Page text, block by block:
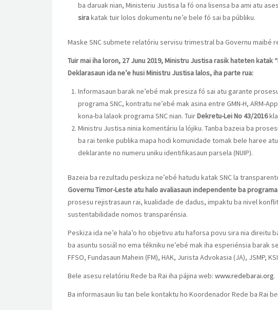
ba daruak nian, Ministeriu Justisa la fó ona lisensa ba ami atu
sirakatak tuir lolos dokumentu ne’e bele fó sai ba públiku.
Maske SNC submete relatóriu servisu trimestral ba Governu maibé
Tuir mai iha loron, 27 Junu 2019, Ministru Justisa rasik hateten
Deklarasaun ida ne’e husi Ministru Justisa lalos, iha parte rua:
Informasaun barak ne’ebé mak presiza fó sai atu garante
programa SNC, kontratu ne’ebé mak asina entre GMN-H, ARM-
kona-ba lalaok programa SNC nian. TuirDekretu-Lei No 43/2016
Ministru Justisa ninia komentáriu la lójiku. Tanba bazeia ba
ba rai tenke publika mapa hodi komunidade tomak bele haree
deklarante no numeru uniku identifikasaun parsela (NUIP).
Bazeia ba rezultadu peskiza ne’ebé hatudu katak SNC la
Governu Timor-Leste atu halo avaliasaun independente ba programa
prosesu rejistrasaun rai, kualidade de dadus, impaktu ba nivel
sustentabilidade nomos transparénsia.
Peskiza ida ne’e hala’o ho objetivu atu haforsa povu sira nia
ba asuntu sosiál no ema tékniku ne’ebé mak iha esperiénsia barak
FFSO, Fundasaun Mahein (FM), HAK, Jurista Advokasia (JA), JSMP,
Bele asesu relatóriu Rede ba Rai iha pájina web: www.redebarai.org.
Ba informasaun liu tan bele kontaktu ho Koordenador Rede ba Rai b